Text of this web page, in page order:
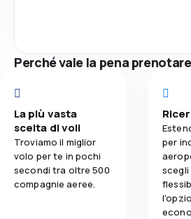
Perché vale la pena
La più vasta
scelta di voli
Troviamo il miglior
volo per te in pochi
secondi tra oltre 500
compagnie aeree.
per
scegli